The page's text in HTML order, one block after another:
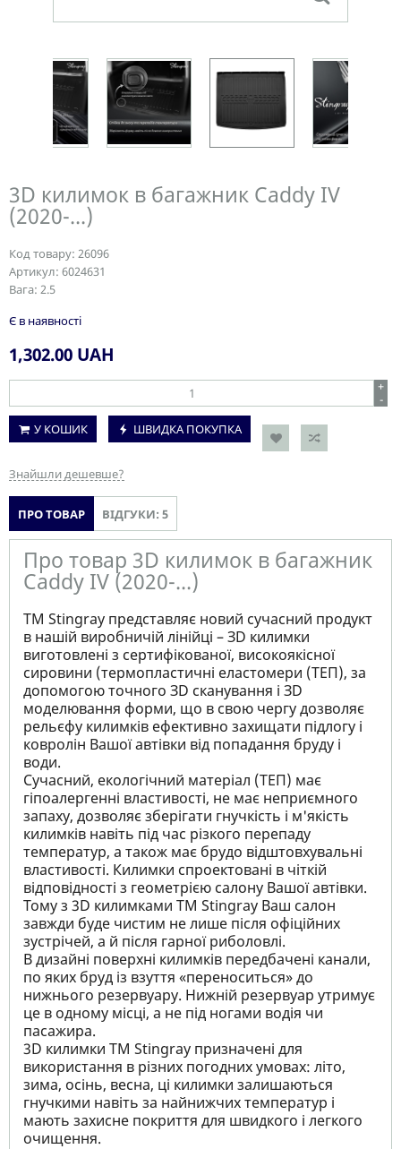
3D килимок в багажник Caddy IV
(2020-...)
Код товару: 26096
Артикул: 6024631
Вага: 2.5
Є в наявності
1,302.00 UAH
+
-
У КОШИК
ШВИДКА ПОКУПКА
Знайшли дешевше?
ПРО ТОВАР ВІДГУКИ: 5
Про товар 3D килимок в багажник
Caddy IV (2020-...)
ТМ Stingray представляє новий сучасний продукт
в нашій виробничій лінійці – ЗD килимки
виготовлені з сертифікованої, високоякісної
сировини (термопластичні еластомери (ТЕП), за
допомогою точного ЗD сканування і ЗD
моделювання форми, що в свою чергу дозволяє
рельєфу килимків ефективно захищати підлогу і
ковролін Вашої автівки від попадання бруду і
води.
Сучасний, екологічний матеріал (ТЕП) має
гіпоалергенні властивості, не має неприємного
запаху, дозволяє зберігати гнучкість і м'якість
килимків навіть під час різкого перепаду
температур, а також має брудо відштовхувальні
властивості. Килимки спроектовані в чіткій
відповідності з геометрією салону Вашої автівки.
Тому з 3D килимками TM Stingray Ваш салон
завжди буде чистим не лише після офіційних
зустрічей, а й після гарної риболовлі.
В дизайні поверхні килимків передбачені канали,
по яких бруд із взуття «переноситься» до
нижнього резервуару. Нижній резервуар утримує
це в одному місці, а не під ногами водія чи
пасажира.
3D килимки TM Stingray призначені для
використання в різних погодних умовах: літо,
зима, осінь, весна, ці килимки залишаються
гнучкими навіть за найнижчих температур і
мають захисне покриття для швидкого і легкого
очищення.